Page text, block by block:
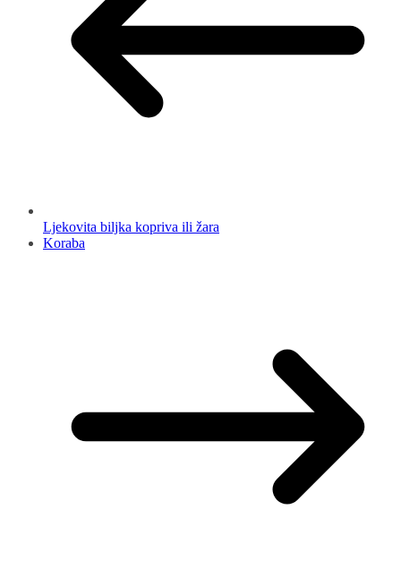
Ljekovita biljka kopriva ili žara
Koraba